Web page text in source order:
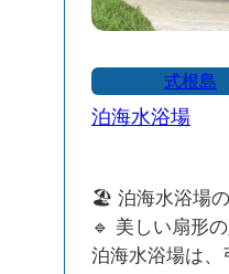
で天然の水族館
す。
シュノーケリン
透明度が高いた
でシュノーケリ
です。
🏖 設備と利用
式根島
泊海水浴場
🏖 泊海水浴場
🔹 美しい扇形
泊海水浴場は、